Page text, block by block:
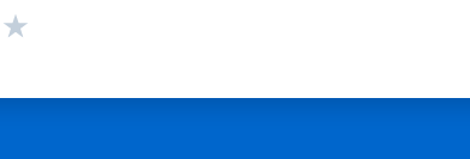
la pagina